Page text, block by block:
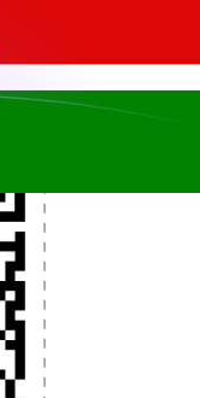
Téléchargez